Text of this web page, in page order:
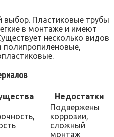
выбор. Пластиковые трубы
в монтаже и имеют
несколько видов
полипропиленовые,
Недостатки
Подвержены
коррозии,
сложный
монтаж